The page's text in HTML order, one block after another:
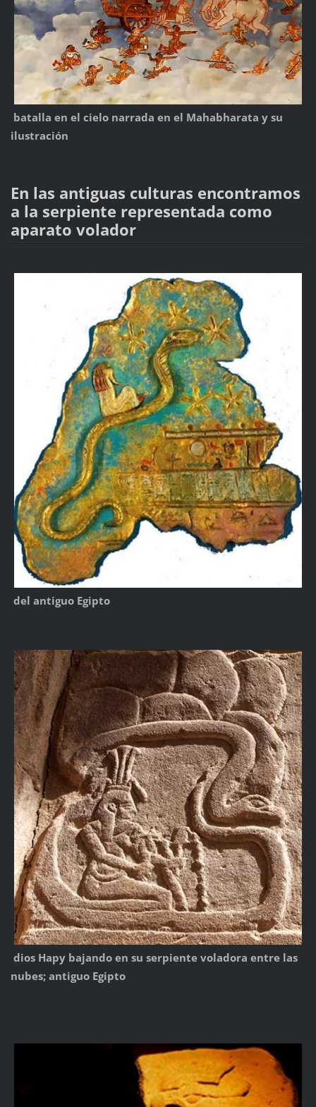
batalla en el cielo narrada en el Mahabharata y su
ilustración
En las antiguas culturas encontramos
a la serpiente representada como
aparato volador
del antiguo Egipto
dios Hapy bajando en su serpiente voladora entre las
nubes; antiguo Egipto